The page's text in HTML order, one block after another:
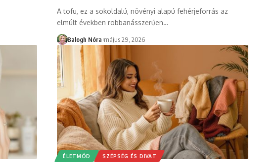
A tofu, ez a sokoldalú, növényi alapú fehérjeforrás az
elmúlt években robbanásszerűen…
Balogh Nóra május 29, 2026
ÉLETMÓD SZÉPSÉG ÉS DIVAT